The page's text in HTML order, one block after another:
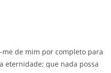
de mim por completo para
eternidade; que nada possa